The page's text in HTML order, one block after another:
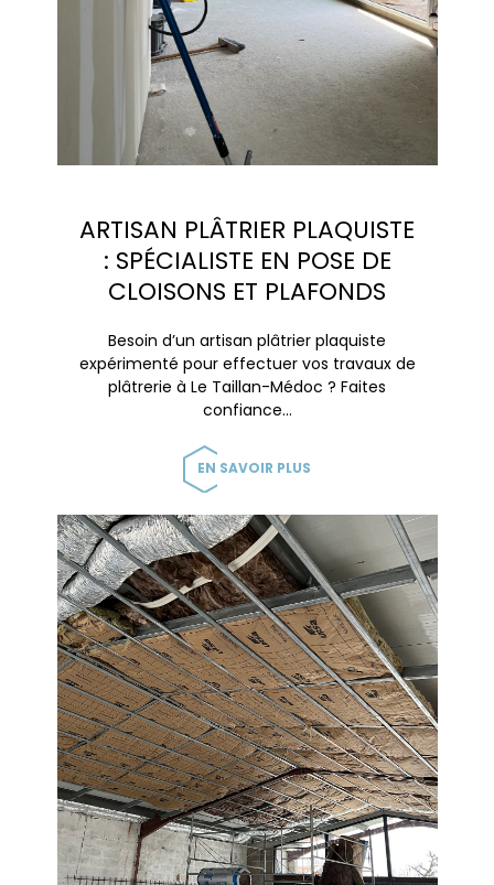
ARTISAN PLÂTRIER PLAQUISTE
: SPÉCIALISTE EN POSE DE
CLOISONS ET PLAFONDS
Besoin d’un artisan plâtrier plaquiste
expérimenté pour effectuer vos travaux de
plâtrerie à Le Taillan-Médoc ? Faites
confiance…
EN SAVOIR PLUS